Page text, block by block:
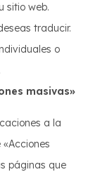
sitio web.
traducir.
o
masivas»
a la
páginas que